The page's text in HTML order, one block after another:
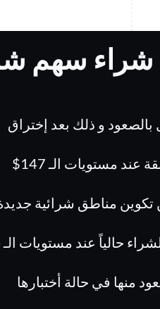
شراء سهم
و ذلك بعد إختراق
مستويات الـ 147$
مناطق شرائية
حالياً عند مستويات الـ 134$
منها في حالة أختبارها